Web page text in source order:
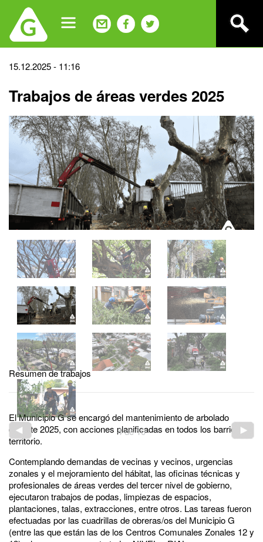
navigation
Back
top
15.12.2025 - 11:16
Trabajos de áreas verdes 2025
4de10
Resumen de trabajos
El Municipio G se encargó del mantenimiento de arbolado
durante 2025, con acciones planificadas en todos los barrios del
territorio.
Contemplando demandas de vecinas y vecinos, urgencias
zonales y el mejoramiento del hábitat, las oficinas técnicas y
profesionales de áreas verdes del tercer nivel de gobierno,
ejecutaron trabajos de podas, limpiezas de espacios,
plantaciones, talas, extracciones, entre otros. Las tareas fueron
efectuadas por las cuadrillas de obreras/os del Municipio G
(entre las que están las de los Centros Comunales Zonales 12 y